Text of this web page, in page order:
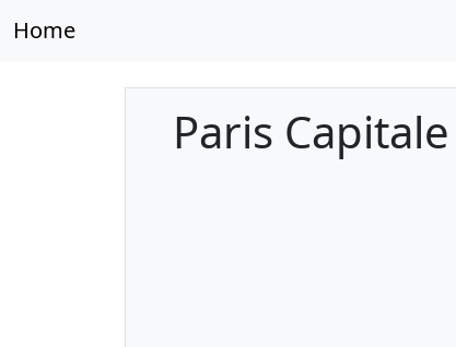
Home
Paris